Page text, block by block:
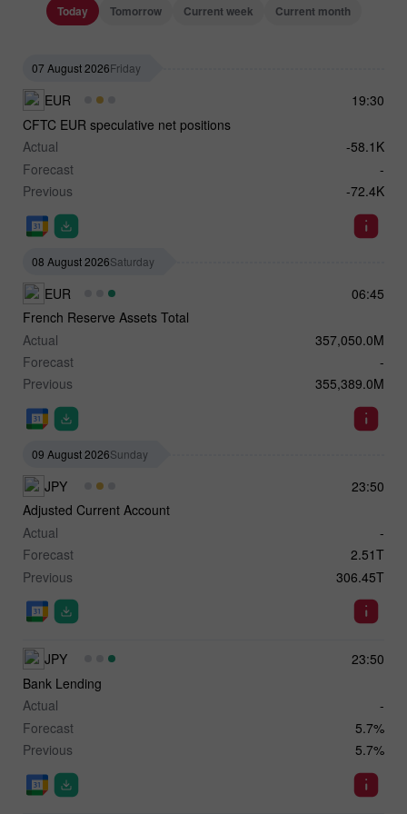
Today Tomorrow Current week Current month
07 August 2026Friday
19:30
EUR
CFTC EUR speculative net positions
Actual
-58.1K
Forecast
-
Previous
-72.4K
08 August 2026Saturday
06:45
EUR
French Reserve Assets Total
Actual
357,050.0M
Forecast
-
Previous
355,389.0M
09 August 2026Sunday
23:50
JPY
Adjusted Current Account
Actual
-
Forecast
2.51T
Previous
306.45T
23:50
JPY
Bank Lending
Actual
-
Forecast
5.7%
Previous
5.7%